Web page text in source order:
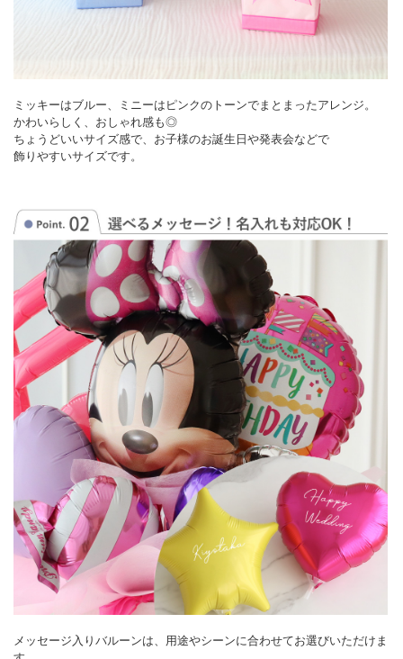
ミッキーはブルー、ミニーはピンクのトーンでまとまったアレンジ。
かわいらしく、おしゃれ感も◎
ちょうどいいサイズ感で、お子様のお誕生日や発表会などで
飾りやすいサイズです。
メッセージ入りバルーンは、用途やシーンに合わせてお選びいただけま